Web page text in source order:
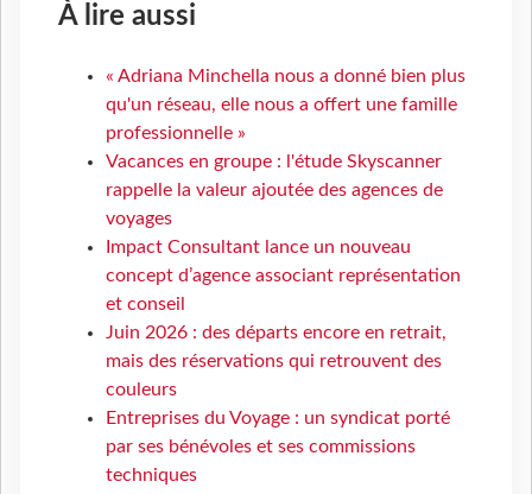
À lire aussi
« Adriana Minchella nous a donné bien plus
qu'un réseau, elle nous a offert une famille
professionnelle »
Vacances en groupe : l'étude Skyscanner
rappelle la valeur ajoutée des agences de
voyages
Impact Consultant lance un nouveau
concept d’agence associant représentation
et conseil
Juin 2026 : des départs encore en retrait,
mais des réservations qui retrouvent des
couleurs
Entreprises du Voyage : un syndicat porté
par ses bénévoles et ses commissions
techniques